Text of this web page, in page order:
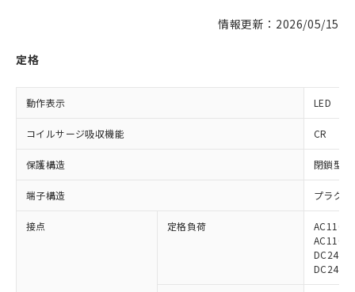
情報更新：2026/05/15
定格
動作表示 LED
コイルサージ吸収機能 CR
保護構造 閉鎖型
端子構造 プラグ
接点 定格負荷
AC110V
AC110V
DC24V
DC24V